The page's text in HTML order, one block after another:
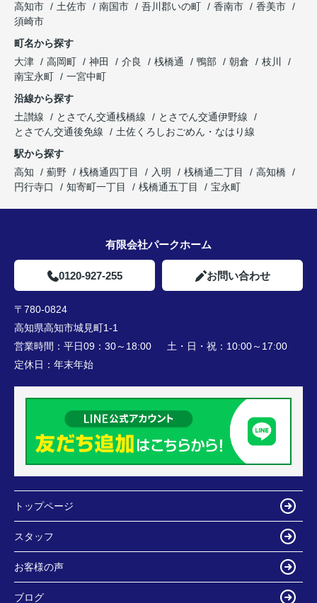
高知市
土佐市 南国市 吾川郡いの町 香南市
香美市
須崎市
町名から探す
大津
高岡町 神田 介良 桟橋通 鴨部 朝倉
枝川
南宝永町
一宮中町
沿線から探す
土讃線
とさでん交通桟橋線
とさでん交通伊野線
とさでん交通後免線
土佐くろしおごめん・なはり線
駅から探す
高知
薊野 桟橋通四丁目 入明 桟橋通二丁目
高知橋
円行寺口
知寄町一丁目 桟橋通五丁目 宝永町
有限会社パークホーム
0120-927-255 お問い合わせ
〒780-0824
高知県高知市城見町1-1
営業時間： 平日09：30～18:00 土・日・祝：10:00～17:00
定休日： 年末年始
トップページ
スタッフ
お客様の声
ブログ